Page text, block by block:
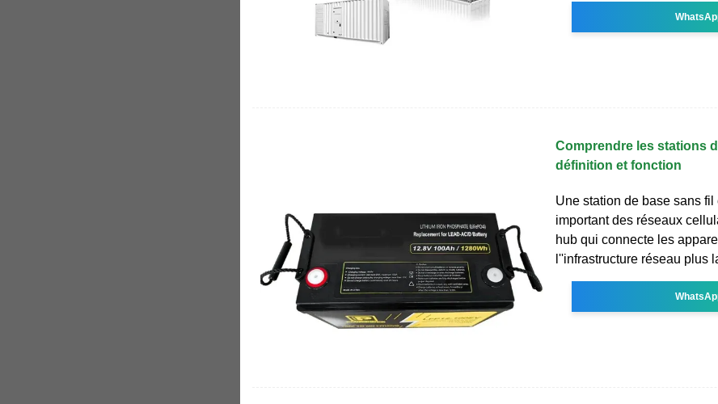
Comprendre les stations
définition et fonction
Une station de base sans fil
important des réseaux
hub qui connecte les
l''infrastructure réseau plus